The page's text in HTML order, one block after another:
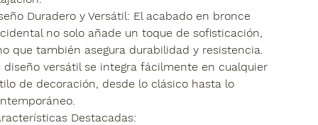
Duradero y Versátil: El acabado en bronce
no solo añade un toque de sofisticación,
que también asegura durabilidad y resistencia.
diseño versátil se integra fácilmente en cualquier
de decoración, desde lo clásico hasta lo
Destacadas: